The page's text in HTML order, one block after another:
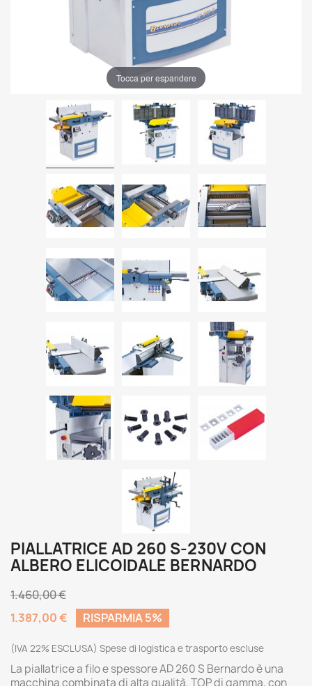
Tocca per espandere
PIALLATRICE AD 260 S-230V CON
ALBERO ELICOIDALE BERNARDO
1.460,00 €
1.387,00 €
RISPARMIA 5%
(IVA 22% ESCLUSA) Spese di logistica e trasporto escluse
La piallatrice a filo e spessore AD 260 S Bernardo è una
macchina combinata di alta qualità, TOP di gamma, con